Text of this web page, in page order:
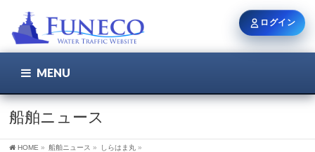
MENU
船舶ニュース
HOME » 船舶ニュース » しらはま丸 »
ログイン
ユーザー名 / メール